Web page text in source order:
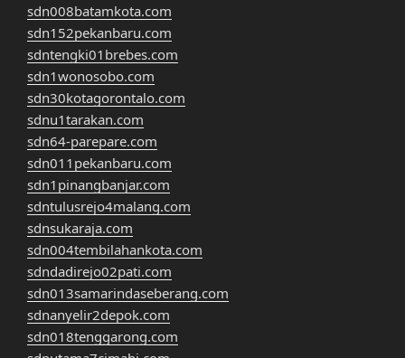
sdn008batamkota.com
sdn152pekanbaru.com
sdntengki01brebes.com
sdn1wonosobo.com
sdn30kotagorontalo.com
sdnu1tarakan.com
sdn64-parepare.com
sdn011pekanbaru.com
sdn1pinangbanjar.com
sdntulusrejo4malang.com
sdnsukaraja.com
sdn004tembilahankota.com
sdndadirejo02pati.com
sdn013samarindaseberang.com
sdnanyelir2depok.com
sdn018tenggarong.com